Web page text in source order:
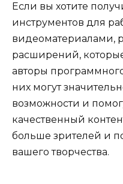
Если вы хотите
инструментов для
видеоматериалами,
расширений,
авторы
них могут
возможности и
качественный
больше зрителей и
вашего творчества.